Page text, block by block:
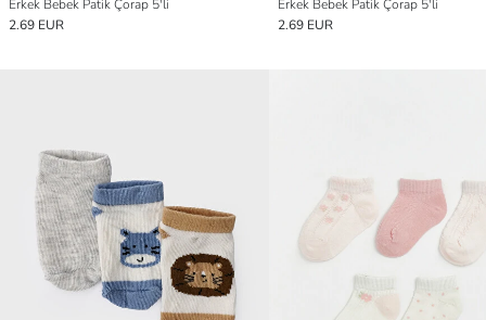
Erkek Bebek Patik Çorap 5'li
2.69 EUR
Erkek Bebek Patik Çorap 5'li
2.69 EUR